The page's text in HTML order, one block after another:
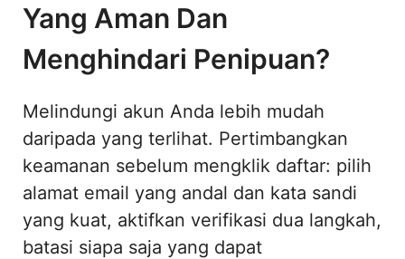
Yang Aman Dan
Menghindari Penipuan?
Melindungi akun Anda lebih mudah
daripada yang terlihat. Pertimbangkan
keamanan sebelum mengklik daftar: pilih
alamat email yang andal dan kata sandi
yang kuat, aktifkan verifikasi dua langkah,
batasi siapa saja yang dapat